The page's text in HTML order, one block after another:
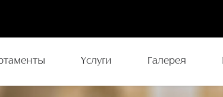
Услуги Галерея